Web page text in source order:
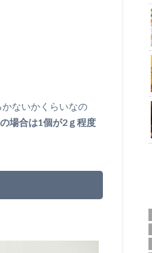
ないかくらいなの
場合は1個が2ｇ程度